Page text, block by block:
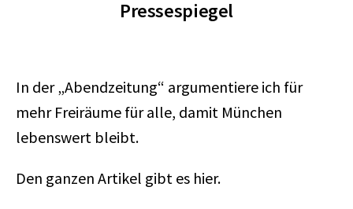
Service
Pressespiegel
In der „Abendzeitung“ argumentiere ich für
mehr Freiräume für alle, damit München
lebenswert bleibt.
Den ganzen Artikel gibt es hier.